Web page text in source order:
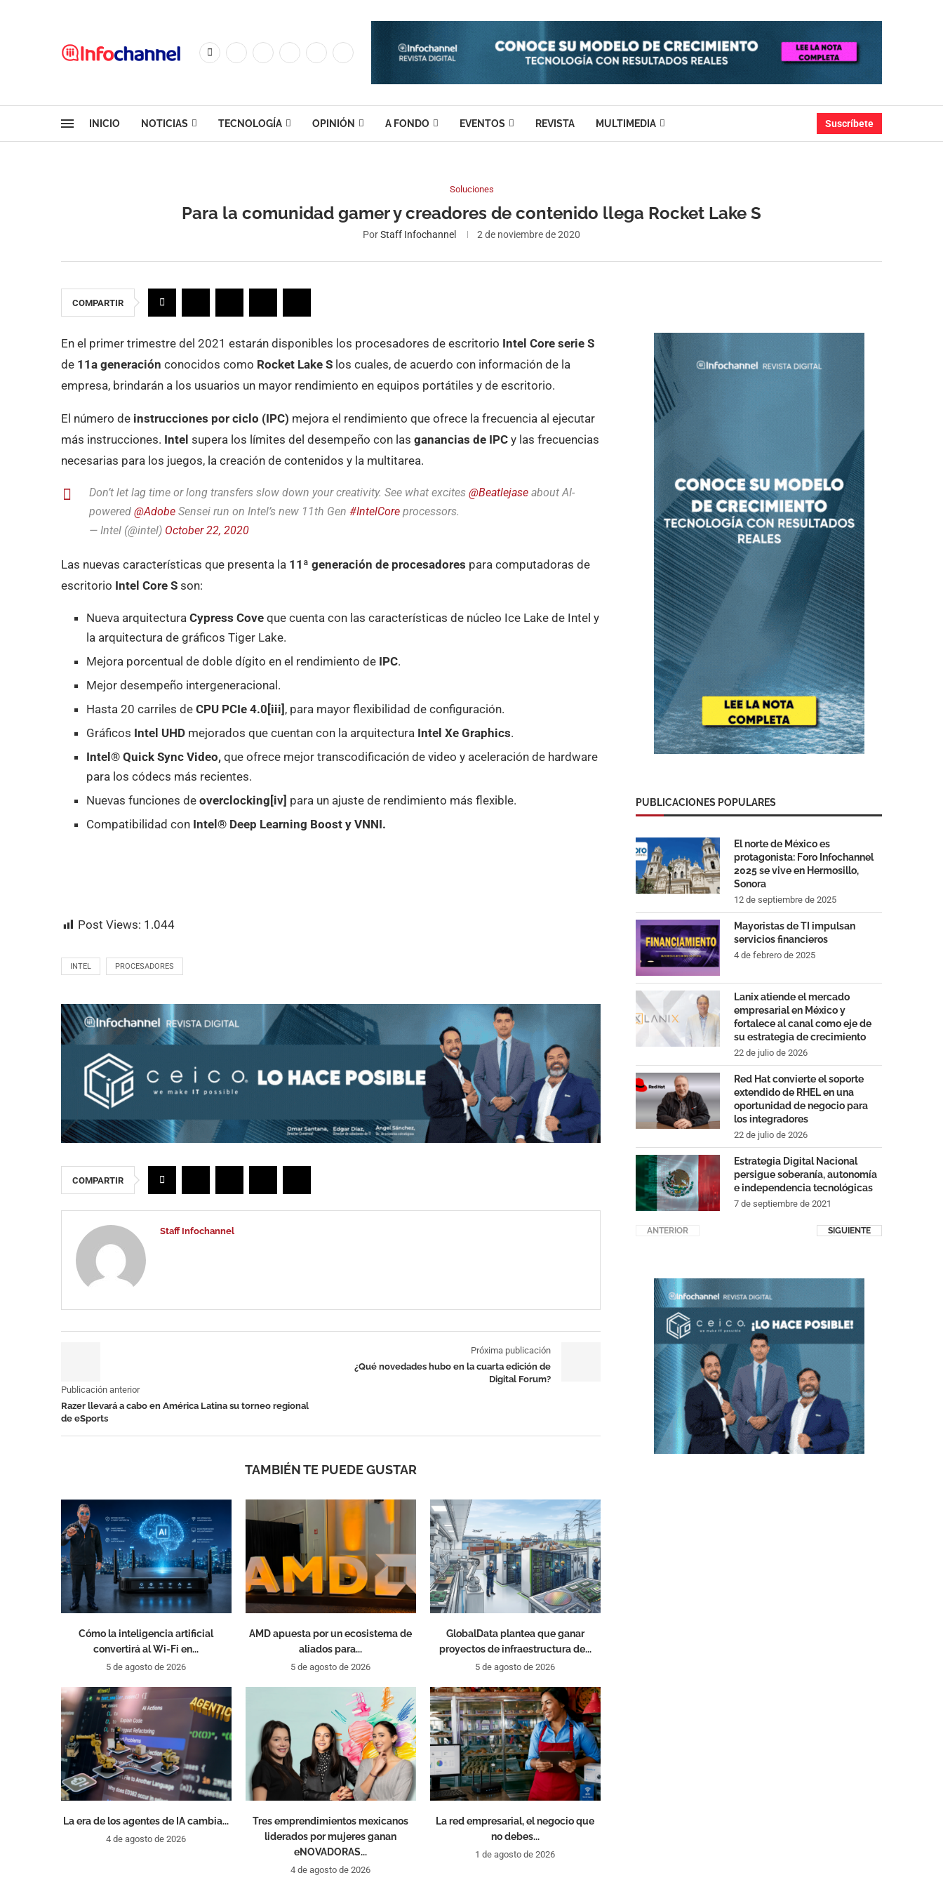
INICIO NOTICIAS TECNOLOGÍA OPINIÓN A FONDO EVENTOS REVISTA MULTIMEDIA Suscríbete
Soluciones
Para la comunidad gamer y creadores de contenido llega Rocket Lake S
PorStaff Infochannel 2 de noviembre de 2020
COMPARTIR
En el primer trimestre del 2021 estarán disponibles los procesadores de escritorio Intel Core serie S
de 11a generación conocidos como Rocket Lake S los cuales, de acuerdo con información de la
empresa, brindarán a los usuarios un mayor rendimiento en equipos portátiles y de escritorio.
El número de instrucciones por ciclo (IPC) mejora el rendimiento que ofrece la frecuencia al ejecutar
más instrucciones. Intel supera los límites del desempeño con las ganancias de IPC y las frecuencias
necesarias para los juegos, la creación de contenidos y la multitarea.
Don’t let lag time or long transfers slow down your creativity. See what excites @Beatlejase about AI-
powered @Adobe Sensei run on Intel’s new 11th Gen #IntelCore processors.
— Intel (@intel) October 22, 2020
Las nuevas características que presenta la 11ª generación de procesadores para computadoras de
escritorio Intel Core S son:
Nueva arquitectura Cypress Cove que cuenta con las características de núcleo Ice Lake de Intel y
la arquitectura de gráficos Tiger Lake.
Mejora porcentual de doble dígito en el rendimiento de IPC.
Mejor desempeño intergeneracional.
Hasta 20 carriles de CPU PCIe 4.0[iii] , para mayor flexibilidad de configuración.
Gráficos Intel UHD mejorados que cuentan con la arquitectura Intel Xe Graphics.
Intel® Quick Sync Video, que ofrece mejor transcodificación de video y aceleración de hardware
para los códecs más recientes.
Nuevas funciones de overclocking[iv] para un ajuste de rendimiento más flexible.
Compatibilidad con Intel® Deep Learning Boost y VNNI.
Post Views: 1.044
INTEL PROCESADORES
COMPARTIR
Staff Infochannel
Publicación anterior
Razer llevará a cabo en América Latina su torneo regional
de eSports
Próxima publicación
¿Qué novedades hubo en la cuarta edición de
Digital Forum?
TAMBIÉN TE PUEDE GUSTAR
Cómo la inteligencia artificial
convertirá al Wi-Fi en...
5 de agosto de 2026
AMD apuesta por un ecosistema de
aliados para...
5 de agosto de 2026
GlobalData plantea que ganar
proyectos de infraestructura de...
5 de agosto de 2026
La era de los agentes de IA cambia...
4 de agosto de 2026
Tres emprendimientos mexicanos
liderados por mujeres ganan
eNOVADORAS...
4 de agosto de 2026
La red empresarial, el negocio que
no debes...
1 de agosto de 2026
PUBLICACIONES POPULARES
El norte de México es
protagonista: Foro Infochannel
2025 se vive en Hermosillo,
Sonora
12 de septiembre de 2025
Mayoristas de TI impulsan
servicios financieros
4 de febrero de 2025
Lanix atiende el mercado
empresarial en México y
fortalece al canal como eje de
su estrategia de crecimiento
22 de julio de 2026
Red Hat convierte el soporte
extendido de RHEL en una
oportunidad de negocio para
los integradores
22 de julio de 2026
Estrategia Digital Nacional
persigue soberanía, autonomía
e independencia tecnológicas
7 de septiembre de 2021
ANTERIOR SIGUIENTE